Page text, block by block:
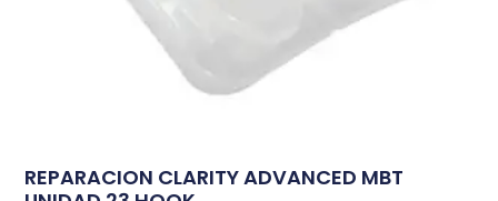
REPARACION CLARITY ADVANCED MBT